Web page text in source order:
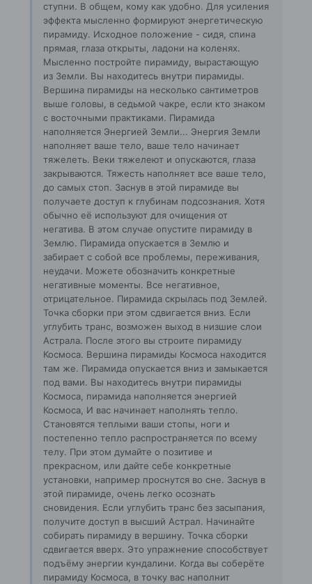
ступни. В общем, кому как удобно. Для усиления
эффекта мысленно формируют энергетическую
пирамиду. Исходное положение - сидя, спина
прямая, глаза открыты, ладони на коленях.
Мысленно постройте пирамиду, вырастающую
из Земли. Вы находитесь внутри пирамиды.
Вершина пирамиды на несколько сантиметров
выше головы, в седьмой чакре, если кто знаком
с восточными практиками. Пирамида
наполняется Энергией Земли... Энергия Земли
наполняет ваше тело, ваше тело начинает
тяжелеть. Веки тяжелеют и опускаются, глаза
закрываются. Тяжесть наполняет все ваше тело,
до самых стоп. Заснув в этой пирамиде вы
получаете доступ к глубинам подсознания. Хотя
обычно её используют для очищения от
негатива. В этом случае опустите пирамиду в
Землю. Пирамида опускается в Землю и
забирает с собой все проблемы, переживания,
неудачи. Можете обозначить конкретные
негативные моменты. Все негативное,
отрицательное. Пирамида скрылась под Землей.
Точка сборки при этом сдвигается вниз. Если
углубить транс, возможен выход в низшие слои
Астрала. После этого вы строите пирамиду
Космоса. Вершина пирамиды Космоса находится
там же. Пирамида опускается вниз и замыкается
под вами. Вы находитесь внутри пирамиды
Космоса, пирамида наполняется энергией
Космоса, И вас начинает наполнять тепло.
Становятся теплыми ваши стопы, ноги и
постепенно тепло распространяется по всему
телу. При этом думайте о позитиве и
прекрасном, или дайте себе конкретные
установки, например проснутся во сне. Заснув в
этой пирамиде, очень легко осознать
сновидения. Если углубить транс без засыпания,
получите доступ в высший Астрал. Начинайте
собирать пирамиду в вершину. Точка сборки
сдвигается вверх. Это упражнение способствует
подъёму энергии кундалини. Когда вы соберёте
пирамиду Космоса, в точку вас наполнит